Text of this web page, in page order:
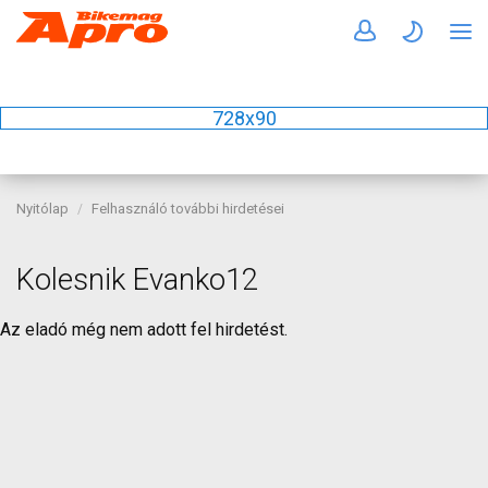
728x90
Nyitólap Felhasználó további hirdetései
Kolesnik Evanko12
Az eladó még nem adott fel hirdetést.